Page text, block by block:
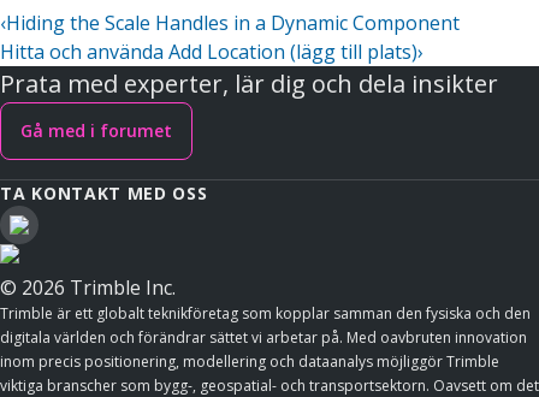
‹Hiding the Scale Handles in a Dynamic Component
Hitta och använda Add Location (lägg till plats)›
Prata med experter, lär dig och dela insikter
Gå med i forumet
TA KONTAKT MED OSS
© 2026 Trimble Inc.
Trimble är ett globalt teknikföretag som kopplar samman den fysiska och den
digitala världen och förändrar sättet vi arbetar på. Med oavbruten innovation
inom precis positionering, modellering och dataanalys möjliggör Trimble
viktiga branscher som bygg-, geospatial- och transportsektorn. Oavsett om det